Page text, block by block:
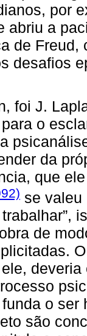
por
abriu a
de
desafios
foi J.
o
da
que
se valeu
de
o ser
são